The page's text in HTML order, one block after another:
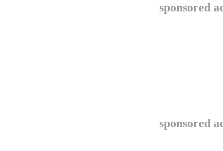
sponsored
sponsored